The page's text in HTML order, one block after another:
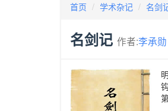
首页 学术杂记 名剑
名剑记 作者:李承勋